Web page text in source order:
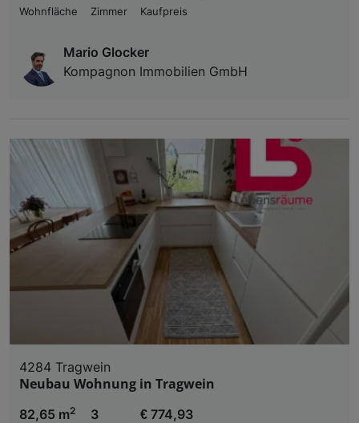
Wohnfläche
Zimmer Kaufpreis
Mario Glocker
Kompagnon Immobilien GmbH
4284 Tragwein
Neubau Wohnung in Tragwein
82,65 m2
3 € 774,93